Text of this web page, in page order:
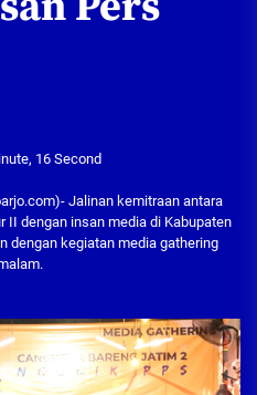
16 Second
Jalinan kemitraan antara
II dengan insan media di Kabupaten
dengan kegiatan media gathering